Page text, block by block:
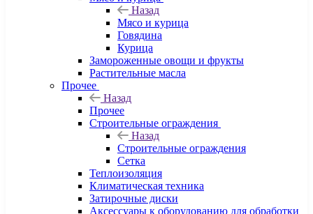
Назад
Мясо и курица
Говядина
Курица
Замороженные овощи и фрукты
Растительные масла
Прочее
Назад
Прочее
Строительные ограждения
Назад
Строительные ограждения
Сетка
Теплоизоляция
Климатическая техника
Затирочные диски
Аксессуары к оборудованию для обработки